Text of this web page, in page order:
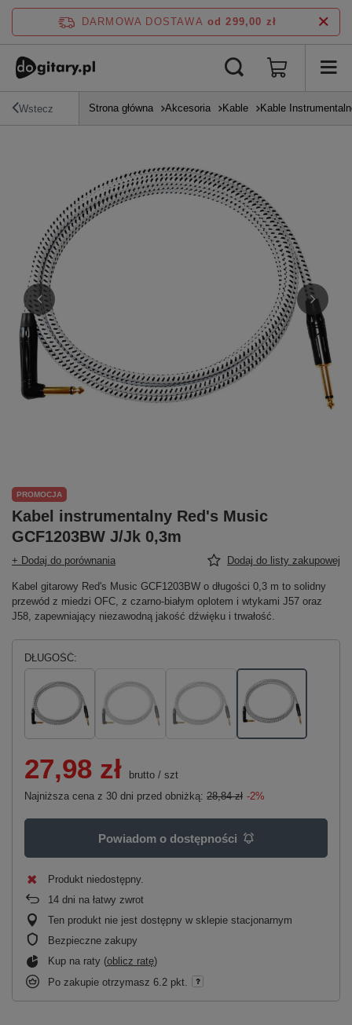
DARMOWA DOSTAWA od 299,00 zł
Wstecz Strona główna Akcesoria Kable Kable
PROMOCJA
Kabel instrumentalny Red's Music
GCF1203BW J/Jk 0,3m
+ Dodaj do porównania Dodaj do listy zakupowej
Kabel gitarowy Red's Music GCF1203BW o długości 0,3 m to solidny
przewód z miedzi OFC, z czarno-białym oplotem i wtykami J57 oraz
J58, zapewniający niezawodną jakość dźwięku i trwałość.
DŁUGOŚĆ
27,98 zł brutto / szt
Najniższa cena z 30 dni przed obniżką: 28,84 zł -2%
Powiadom o dostępności
Produkt niedostępny
14 dni na łatwy zwrot
Ten produkt nie jest dostępny w sklepie stacjonarnym
Bezpieczne zakupy
Kup na raty (oblicz ratę)
Po zakupie otrzymasz 6.2 pkt.